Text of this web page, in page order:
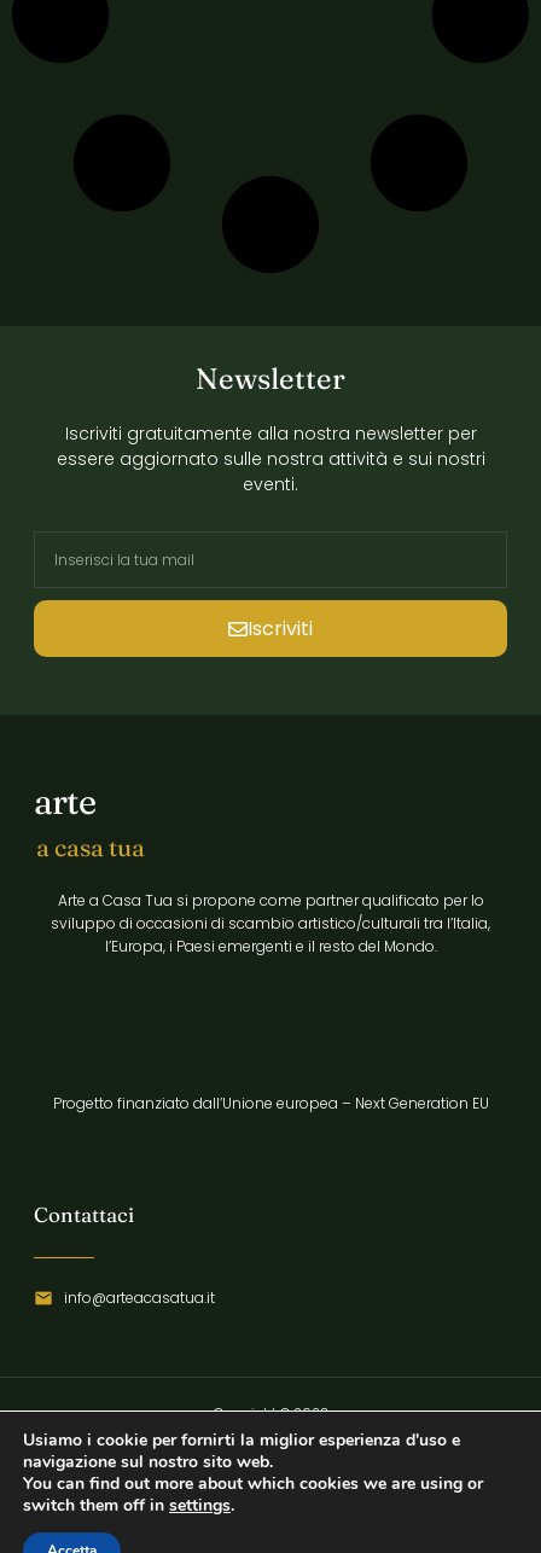
Newsletter
Iscriviti gratuitamente alla nostra newsletter per
essere aggiornato sulle nostra attività e sui nostri
eventi.
Iscriviti
arte
a casa tua
Arte a Casa Tua si propone come partner qualificato per lo
sviluppo di occasioni di scambio artistico/culturali tra l’Italia,
l’Europa, i Paesi emergenti e il resto del Mondo.
Progetto finanziato dall’Unione europea – Next Generation EU
Contattaci
info@arteacasatua.it
Copyright © 2023
Privacy Policy
Usiamo i cookie per fornirti la miglior esperienza d'uso e
navigazione sul nostro sito web.
You can find out more about which cookies we are using or
switch them off in settings.